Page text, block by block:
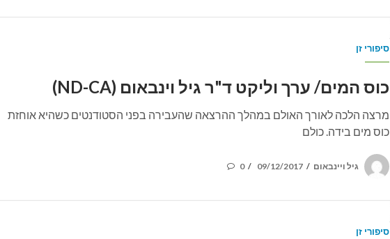
סיפורי זן
כוס המים/ ערך וליקט ד"ר גיל וינבאום (ND-CA)
מרצה הלכה לאורך האולם במהלך ההרצאה שהעבירה בפני הסטודנטים כשהיא אוחזת
כוס מים בידה. כולם
גיל ויינבאום /
POSTED
09/12/2017
/
0
סיפורי זן